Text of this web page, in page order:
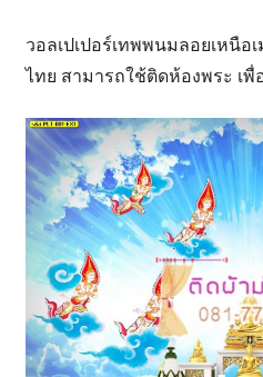
วอลเปเปอร์เทพพนมลอยเหนือ
ไทย สามารถใช้ติดห้องพระ เพื่